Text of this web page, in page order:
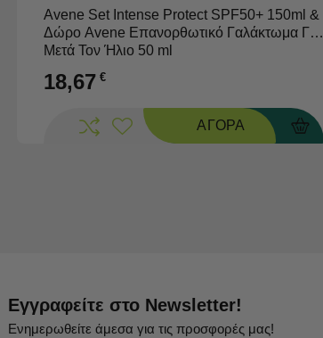
Avene Set Intense Protect SPF50+ 150ml &
Δώρο Avene Επανορθωτικό Γαλάκτωμα Για
Μετά Τον Ήλιο 50 ml
18,67 €
ΑΓΟΡΑ
Εγγραφείτε στο Newsletter!
Ενημερωθείτε άμεσα για τις προσφορές μας!